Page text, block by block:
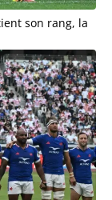
son rang, la